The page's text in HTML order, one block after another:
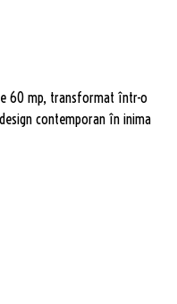
60 mp, transformat într-o
contemporan în inima